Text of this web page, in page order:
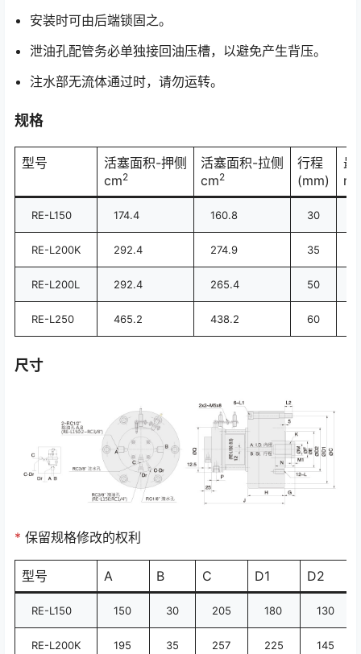
安装时可由后端锁固之。
泄油孔配管务必单独接回油压槽，以避免产生背压。
注水部无流体通过时，请勿运转。
规格
型号
活塞面积-押侧
cm2
活塞面积-拉侧
cm2
行程
(mm)
最
RE-L150 174.4 160.8 30
RE-L200K 292.4 274.9 35
RE-L200L 292.4 265.4 50
RE-L250 465.2 438.2 60
尺寸
* 保留规格修改的权利
型号 A B C D1 D2
RE-L150 150 30 205 180 130
RE-L200K 195 35 257 225 145